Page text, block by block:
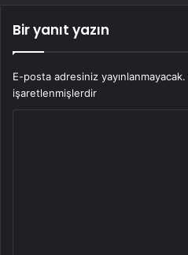
Bir yanıt yazın
E-posta adresiniz yayınlanmayacak.
işaretlenmişlerdir